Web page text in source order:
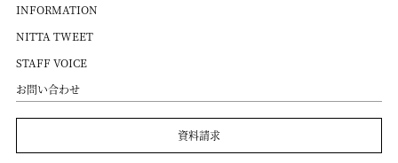
INFORMATION
NITTA TWEET
STAFF VOICE
お問い合わせ
資料請求